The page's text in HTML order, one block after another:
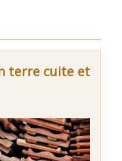
terre cuite et